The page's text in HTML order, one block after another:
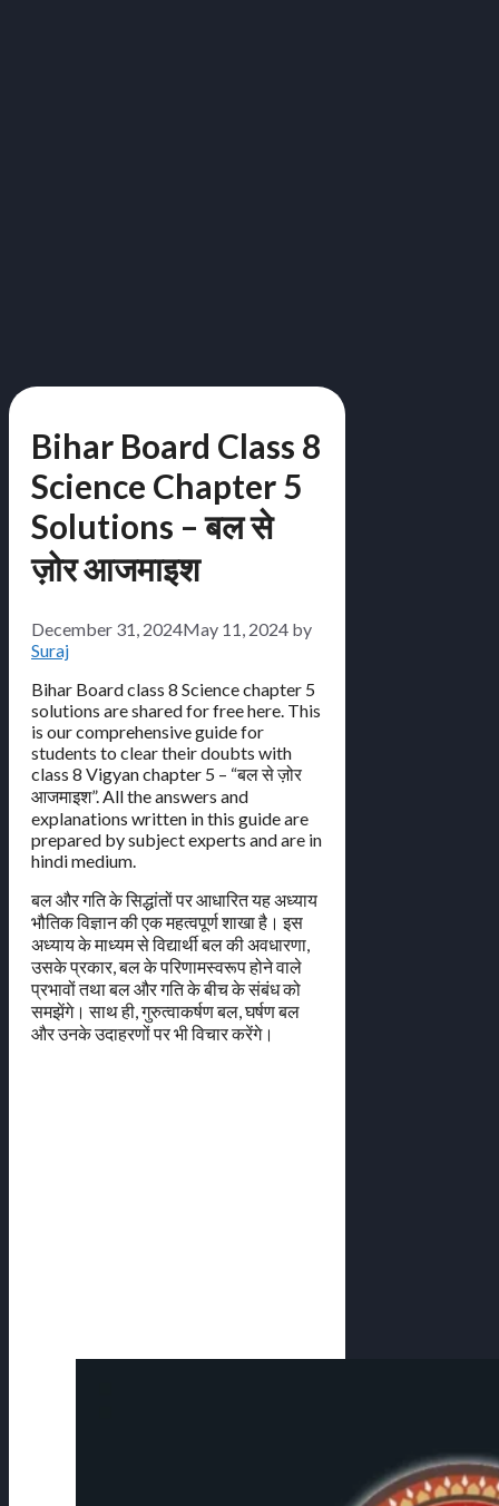
Bihar Board Class 8
Science Chapter 5
Solutions – बल से
ज़ोर आजमाइश
December 31, 2024May 11, 2024 by
Suraj
Bihar Board class 8 Science chapter 5
solutions are shared for free here. This
is our comprehensive guide for
students to clear their doubts with
class 8 Vigyan chapter 5 – “बल से ज़ोर
आजमाइश”. All the answers and
explanations written in this guide are
prepared by subject experts and are in
hindi medium.
बल और गति के सिद्धांतों पर आधारित यह अध्याय
भौतिक विज्ञान की एक महत्वपूर्ण शाखा है। इस
अध्याय के माध्यम से विद्यार्थी बल की अवधारणा,
उसके प्रकार, बल के परिणामस्वरूप होने वाले
प्रभावों तथा बल और गति के बीच के संबंध को
समझेंगे। साथ ही, गुरुत्वाकर्षण बल, घर्षण बल
और उनके उदाहरणों पर भी विचार करेंगे।